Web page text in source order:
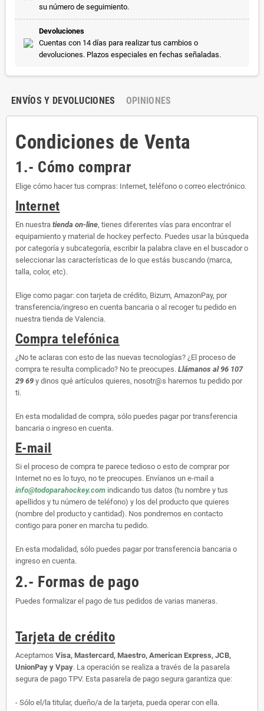
su número de seguimiento.
Devoluciones
Cuentas con 14 días para realizar tus cambios o
devoluciones. Plazos especiales en fechas señaladas.
ENVÍOS Y DEVOLUCIONES OPINIONES
Condiciones de Venta
1.- Cómo comprar
Elige cómo hacer tus compras: Internet, teléfono o correo electrónico.
Internet
En nuestra tienda on-line, tienes diferentes vías para encontrar el
equipamiento y material de hockey perfecto. Puedes usar la búsqueda
por categoría y subcategoría, escribir la palabra clave en el buscador o
seleccionar las características de lo que estás buscando (marca,
talla, color, etc).
Elige como pagar: con tarjeta de crédito, Bizum, AmazonPay, por
transferencia/ingreso en cuenta bancaria o al recoger tu pedido en
nuestra tienda de Valencia.
Compra telefónica
¿No te aclaras con esto de las nuevas tecnologías? ¿El proceso de
compra te resulta complicado? No te preocupes. Llámanos al 96 107
29 69 y dinos qué artículos quieres, nosotr@s haremos tu pedido por
ti.
En esta modalidad de compra, sólo puedes pagar por transferencia
bancaria o ingreso en cuenta.
E-mail
Si el proceso de compra te parece tedioso o esto de comprar por
Internet no es lo tuyo, no te preocupes. Envíanos un e-mail a
info@todoparahockey.com indicando tus datos (tu nombre y tus
apellidos y tu número de teléfono) y los del producto que quieres
(nombre del producto y cantidad). Nos pondremos en contacto
contigo para poner en marcha tu pedido.
En esta modalidad, sólo puedes pagar por transferencia bancaria o
ingreso en cuenta.
2.- Formas de pago
Puedes formalizar el pago de tus pedidos de varias maneras.
Tarjeta de crédito
Aceptamos Visa, Mastercard, Maestro, American Express, JCB,
UnionPay y Vpay. La operación se realiza a través de la pasarela
segura de pago TPV. Esta pasarela de pago segura garantiza que:
- Sólo el/la titular, dueño/a de la tarjeta, pueda operar con ella.